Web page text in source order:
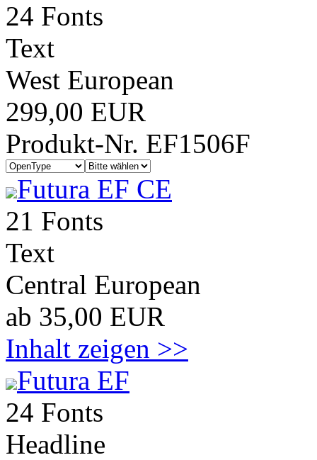
24 Fonts
Text
West European
299,00 EUR
Produkt-Nr. EF1506F
Futura EF CE
21 Fonts
Text
Central European
ab 35,00 EUR
Inhalt zeigen >>
Futura EF
24 Fonts
Headline